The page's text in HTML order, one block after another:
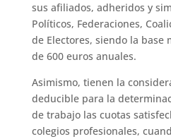
sus afiliados, adheridos y
Políticos, Federaciones,
de Electores, siendo la base
de 600 euros anuales.
Asimismo, tienen la
deducible para la
de trabajo las cuotas
colegios profesionales,